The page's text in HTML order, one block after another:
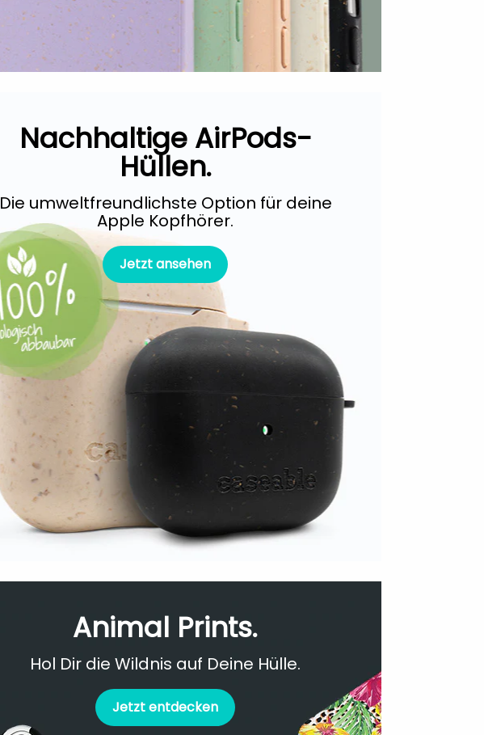
Nachhaltige AirPods-
Hüllen.
Die umweltfreundlichste Option für deine
Apple Kopfhörer.
Jetzt ansehen
Animal Prints.
Hol Dir die Wildnis auf Deine Hülle.
Jetzt entdecken